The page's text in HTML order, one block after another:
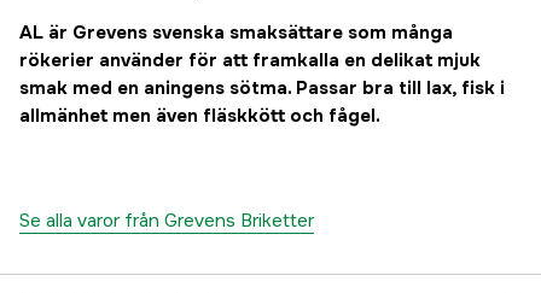
AL är Grevens svenska smaksättare som många
rökerier använder för att framkalla en delikat mjuk
smak med en aningens sötma. Passar bra till lax, fisk i
allmänhet men även fläskkött och fågel.
Se alla varor från Grevens Briketter